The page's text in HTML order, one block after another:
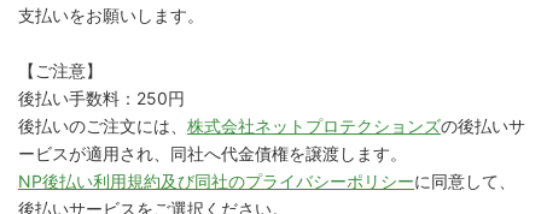
支払いをお願いします。
【ご注意】
後払い手数料：250円
後払いのご注文には、 株式会社ネットプロテクションズの後払いサ
ービスが適用され、同社へ代金債権を譲渡します。
NP後払い利用規約及び同社のプライバシーポリシーに同意して、
後払いサービスをご選択ください。